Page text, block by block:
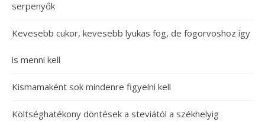
serpenyők
Kevesebb cukor, kevesebb lyukas fog, de fogorvoshoz így
is menni kell
Kismamaként sok mindenre figyelni kell
Költséghatékony döntések a steviától a székhelyig